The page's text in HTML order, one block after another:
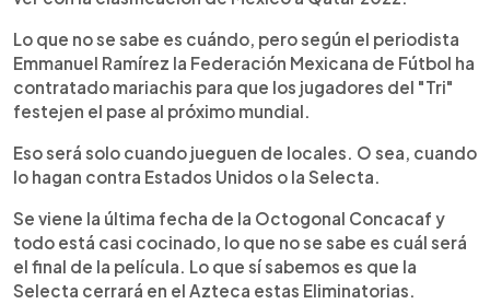
Lo que no se sabe es cuándo, pero según el periodista
Emmanuel Ramírez la Federación Mexicana de Fútbol ha
contratado mariachis para que los jugadores del "Tri"
festejen el pase al próximo mundial.
Eso será solo cuando jueguen de locales. O sea, cuando
lo hagan contra Estados Unidos o la Selecta.
Se viene la última fecha de la Octogonal Concacaf y
todo está casi cocinado, lo que no se sabe es cuál será
el final de la película. Lo que sí sabemos es que la
Selecta cerrará en el Azteca estas Eliminatorias.